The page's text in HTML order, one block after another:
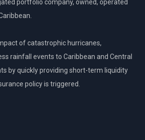
portfolio company, owned, operated
of catastrophic hurricanes,
rainfall events to Caribbean and Central
by quickly providing short-term liquidity
policy is triggered.